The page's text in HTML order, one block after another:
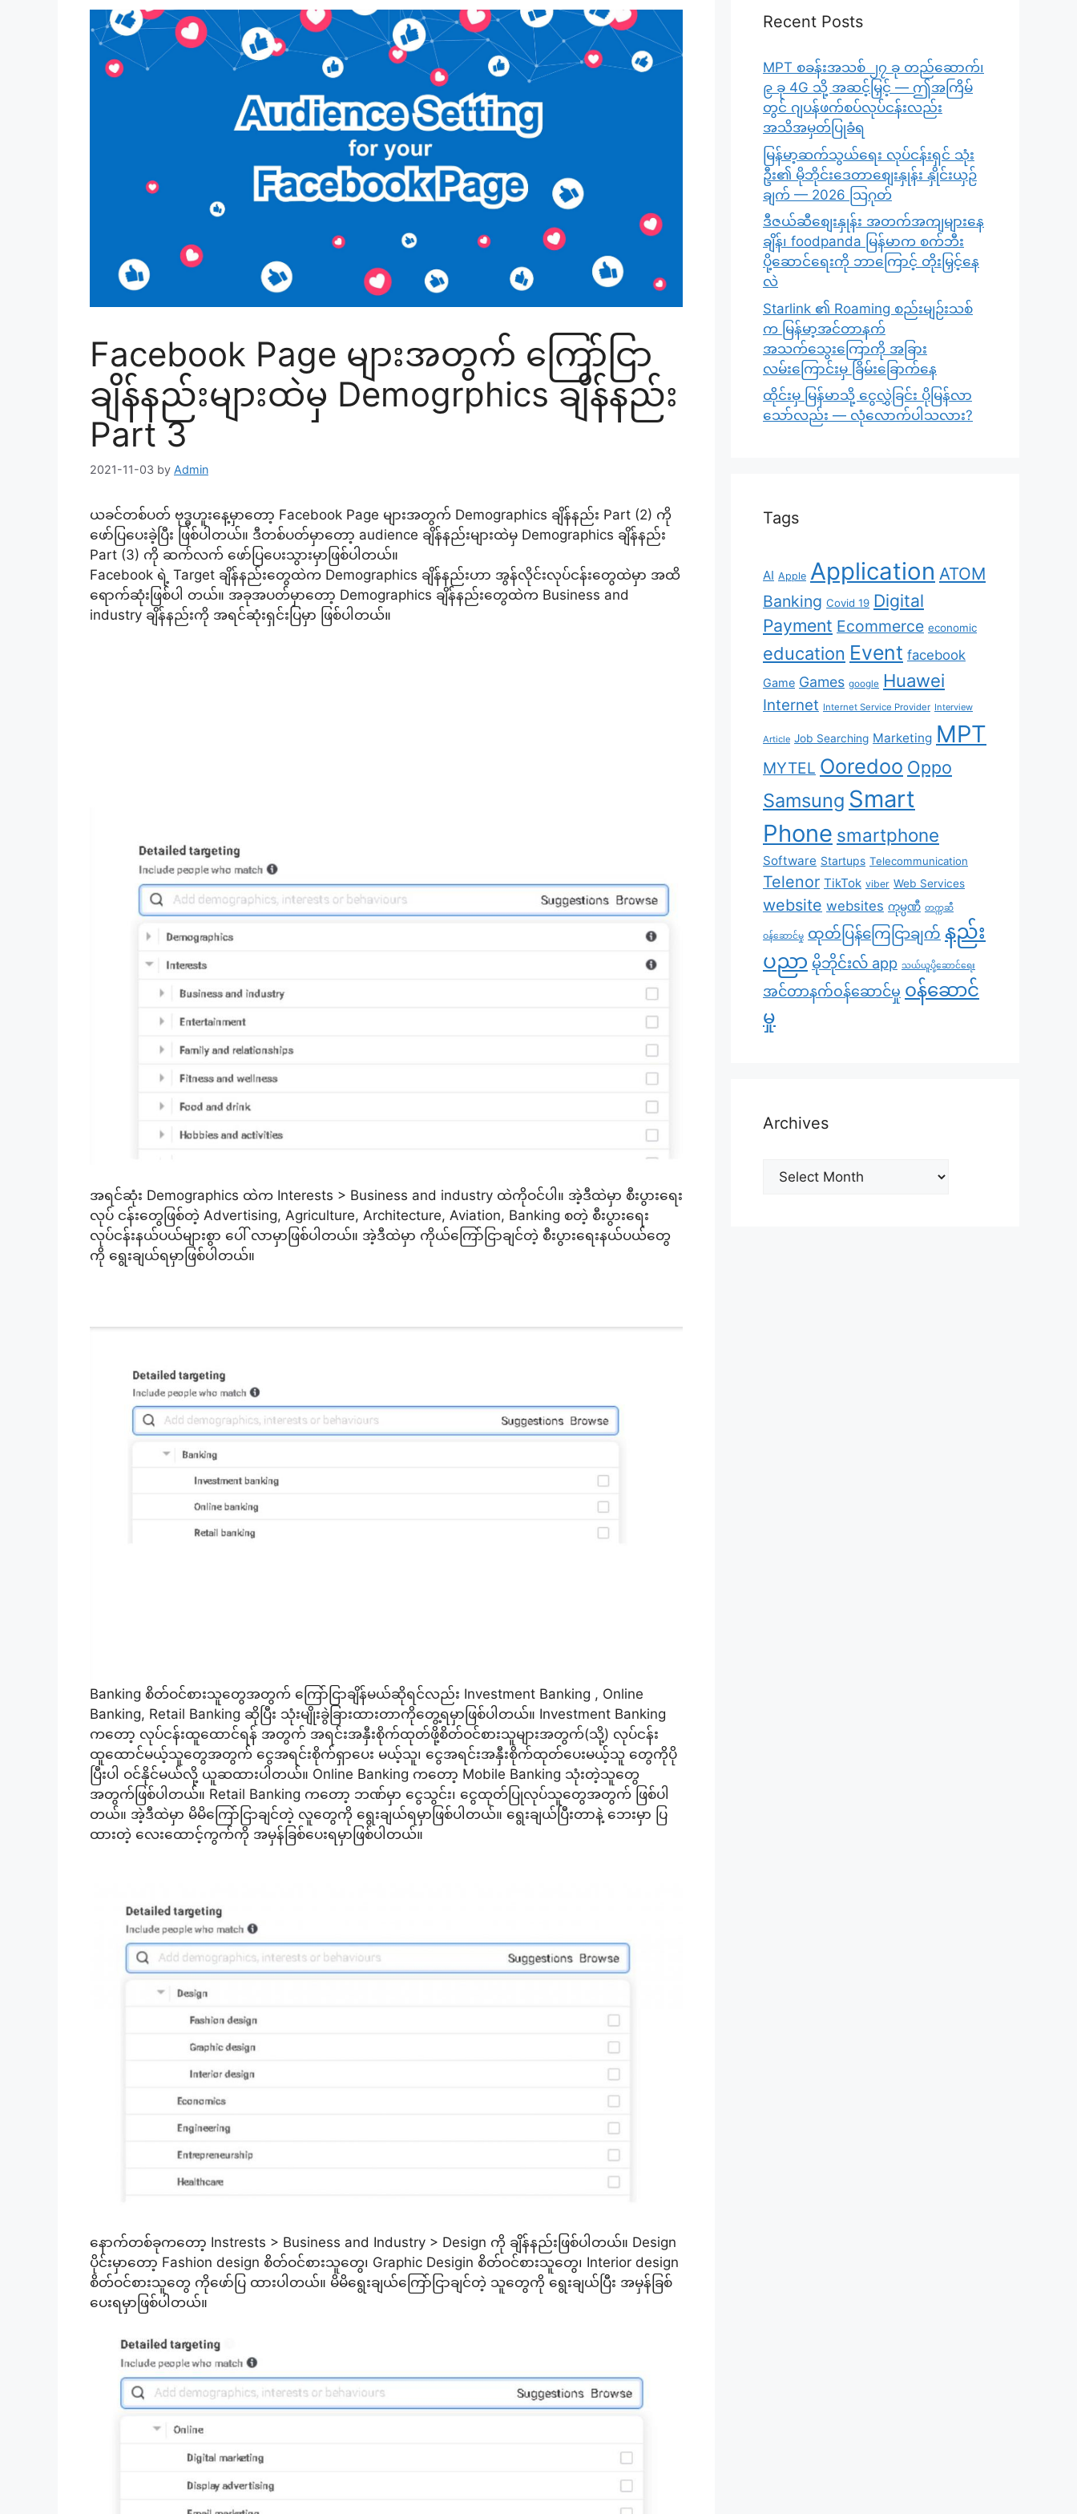
Facebook Page များအတွက် ကြော်ငြာ
ချိန်နည်းများထဲမှ Demogrphics ချိန်နည်း
Part 3
2021-11-03 by Admin
ယခင်တစ်ပတ် ဗုဒ္ဓဟူးနေ့မှာတော့ Facebook Page များအတွက် Demographics ချိန်နည်း Part (2) ကို
ဖော်ပြပေးခဲ့ပြီး ဖြစ်ပါတယ်။ ဒီတစ်ပတ်မှာတော့ audience ချိန်နည်းများထဲမှ Demographics ချိန်နည်း
Part (3) ကို ဆက်လက် ဖော်ပြပေးသွားမှာဖြစ်ပါတယ်။
Facebook ရဲ့ Target ချိန်နည်းတွေထဲက Demographics ချိန်နည်းဟာ အွန်လိုင်းလုပ်ငန်းတွေထဲမှာ အထိ
ရောက်ဆုံးဖြစ်ပါ တယ်။ အခုအပတ်မှာတော့ Demographics ချိန်နည်းတွေထဲက Business and
industry ချိန်နည်းကို အရင်ဆုံးရှင်းပြမှာ ဖြစ်ပါတယ်။
အရင်ဆုံး Demographics ထဲက Interests > Business and industry ထဲကိုဝင်ပါ။ အဲ့ဒီထဲမှာ စီးပွားရေး
လုပ် ငန်းတွေဖြစ်တဲ့ Advertising, Agriculture, Architecture, Aviation, Banking စတဲ့ စီးပွားရေး
လုပ်ငန်းနယ်ပယ်များစွာ ပေါ် လာမှာဖြစ်ပါတယ်။ အဲ့ဒီထဲမှာ ကိုယ်ကြော်ငြာချင်တဲ့ စီးပွားရေးနယ်ပယ်တွေ
ကို ရွေးချယ်ရမှာဖြစ်ပါတယ်။
Banking စိတ်ဝင်စားသူတွေအတွက် ကြော်ငြာချိန်မယ်ဆိုရင်လည်း Investment Banking , Online
Banking, Retail Banking ဆိုပြီး သုံးမျိုးခွဲခြားထားတာကိုတွေ့ရမှာဖြစ်ပါတယ်။ Investment Banking
ကတော့ လုပ်ငန်းထူထောင်ရန် အတွက် အရင်းအနှီးစိုက်ထုတ်ဖို့စိတ်ဝင်စားသူများအတွက်(သို့) လုပ်ငန်း
ထူထောင်မယ့်သူတွေအတွက် ငွေအရင်းစိုက်ရှာပေး မယ့်သူ၊ ငွေအရင်းအနှီးစိုက်ထုတ်ပေးမယ့်သူ တွေကိုပို
ပြီးပါ ဝင်နိုင်မယ်လို့ ယူဆထားပါတယ်။ Online Banking ကတော့ Mobile Banking သုံးတဲ့သူတွေ
အတွက်ဖြစ်ပါတယ်။ Retail Banking ကတော့ ဘဏ်မှာ ငွေသွင်း၊ ငွေထုတ်ပြုလုပ်သူတွေအတွက် ဖြစ်ပါ
တယ်။ အဲ့ဒီထဲမှာ မိမိကြော်ငြာချင်တဲ့ လူတွေကို ရွေးချယ်ရမှာဖြစ်ပါတယ်။ ရွေးချယ်ပြီးတာနဲ့ ဘေးမှာ ပြ
ထားတဲ့ လေးထောင့်ကွက်ကို အမှန်ခြစ်ပေးရမှာဖြစ်ပါတယ်။
နောက်တစ်ခုကတော့ Instrests > Business and Industry > Design ကို ချိန်နည်းဖြစ်ပါတယ်။ Design
ပိုင်းမှာတော့ Fashion design စိတ်ဝင်စားသူတွေ၊ Graphic Desigin စိတ်ဝင်စားသူတွေ၊ Interior design
စိတ်ဝင်စားသူတွေ ကိုဖော်ပြ ထားပါတယ်။ မိမိရွေးချယ်ကြော်ငြာချင်တဲ့ သူတွေကို ရွေးချယ်ပြီး အမှန်ခြစ်
ပေးရမှာဖြစ်ပါတယ်။
Recent Posts
MPT စခန်းအသစ် ၂၇ ခု တည်ဆောက်၊
၉ ခု 4G သို့ အဆင့်မြှင့် — ဤအကြိမ်
တွင် ဂျပန်ဖက်စပ်လုပ်ငန်းလည်း
အသိအမှတ်ပြုခံရ
မြန်မာ့ဆက်သွယ်ရေး လုပ်ငန်းရှင် သုံး
ဦး၏ မိုဘိုင်းဒေတာစျေးနှုန်း နှိုင်းယှဉ်
ချက် — 2026 သြဂုတ်
ဒီဇယ်ဆီစျေးနှုန်း အတက်အကျများနေ
ချိန်၊ foodpanda မြန်မာက စက်ဘီး
ပို့ဆောင်ရေးကို ဘာကြောင့် တိုးမြှင့်နေ
လဲ
Starlink ၏ Roaming စည်းမျဉ်းသစ်
က မြန်မာ့အင်တာနက်
အသက်သွေးကြောကို အခြား
လမ်းကြောင်းမှ ခြိမ်းခြောက်နေ
ထိုင်းမှ မြန်မာသို့ ငွေလွှဲခြင်း ပိုမြန်လာ
သော်လည်း — လုံလောက်ပါသလား?
Tags
AI Apple Application ATOM
Banking Covid 19 Digital
Payment Ecommerce economic
education Event facebook
Game Games google Huawei
Internet Internet Service Provider Interview
Article Job Searching Marketing MPT
MYTEL Ooredoo Oppo
Samsung Smart
Phone smartphone
Software Startups Telecommunication
Telenor TikTok viber Web Services
website websites ကုမ္ပဏီ တက္ကဆီ
ဝန်ဆောင်မှု ထုတ်ပြန်ကြေငြာချက် နည်း
ပညာ မိုဘိုင်းလ် app သယ်ယူပို့ဆောင်ရေး
အင်တာနက်ဝန်ဆောင်မှု ၀န်ဆောင်
မှု
Archives
Archives